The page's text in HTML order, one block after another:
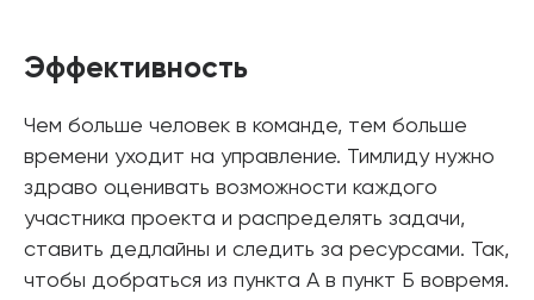
Эффективность
Чем больше человек в команде, тем больше
времени уходит на управление. Тимлиду нужно
здраво оценивать возможности каждого
участника проекта и распределять задачи,
ставить дедлайны и следить за ресурсами. Так,
чтобы добраться из пункта А в пункт Б вовремя.